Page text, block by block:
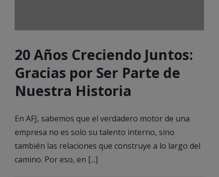
20 Años Creciendo Juntos:
Gracias por Ser Parte de
Nuestra Historia
En AFJ, sabemos que el verdadero motor de una
empresa no es solo su talento interno, sino
también las relaciones que construye a lo largo del
camino. Por eso, en [...]